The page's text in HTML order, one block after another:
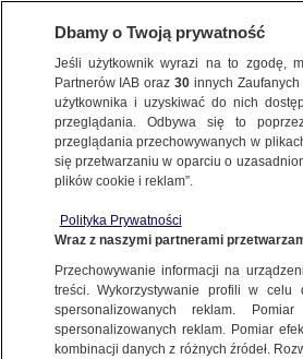
STACJA PALIW
Tyle zapłacimy za
w niedzielę
BIZNES
Droższy weekend.
za paliwa w
Dbamy o Twoją prywatność
Jeśli użytkownik wyrazi na to zgodę,
Partnerów IAB oraz30 innych
użytkownika i uzyskiwać do nich
przeglądania. Odbywa się to
przeglądania przechowywanych w
się przetwarzaniu w oparciu o
plików cookie i reklam”.
Polityka Prywatności
Wraz z naszymi partnerami
Przechowywanie informacji na
treści. Wykorzystywanie profili w celu
spersonalizowanych reklam.
spersonalizowanych reklam. Pomiar
kombinacji danych z różnych źródeł.